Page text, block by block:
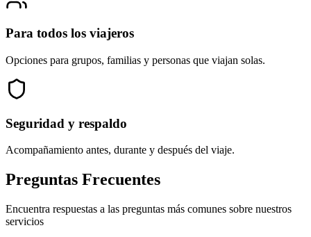
Para todos los viajeros
Opciones para grupos, familias y personas que viajan solas.
Seguridad y respaldo
Acompañamiento antes, durante y después del viaje.
Preguntas Frecuentes
Encuentra respuestas a las preguntas más comunes sobre nuestros
servicios